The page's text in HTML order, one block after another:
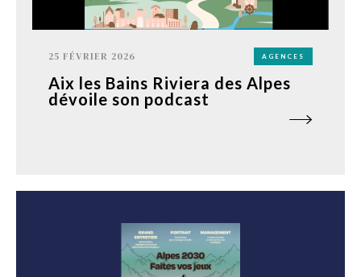
25 FÉVRIER 2026 AGENCES
Aix les Bains Riviera des Alpes
dévoile son podcast